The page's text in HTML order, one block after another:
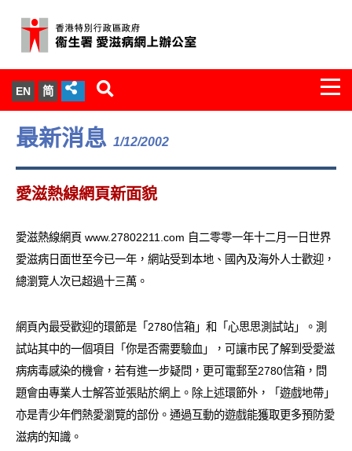
EN 简
關於我們
服務範圍
新聞發佈
愛滋病病毒感染與醫護人員專家組
愛滋病呈報表格
最新消息 1/12/2002
愛滋熱線網頁新面貌
愛滋熱線網頁 www.27802211.com 自二零零一年十二月一日世界
愛滋病日面世至今已一年，網站受到本地、國內及海外人士歡迎，
總瀏覽人次已超過十三萬。
網頁內最受歡迎的環節是「2780信箱」和「心思思測試站」。測
試站其中的一個項目「你是否需要驗血」，可讓巿民了解到受愛滋
病病毒感染的機會，若有進一步疑問，更可電郵至2780信箱，問
題會由專業人士解答並張貼於網上。除上述環節外，「遊戲地帶」
亦是青少年們熱愛瀏覽的部份。通過互動的遊戲能獲取更多預防愛
滋病的知識。